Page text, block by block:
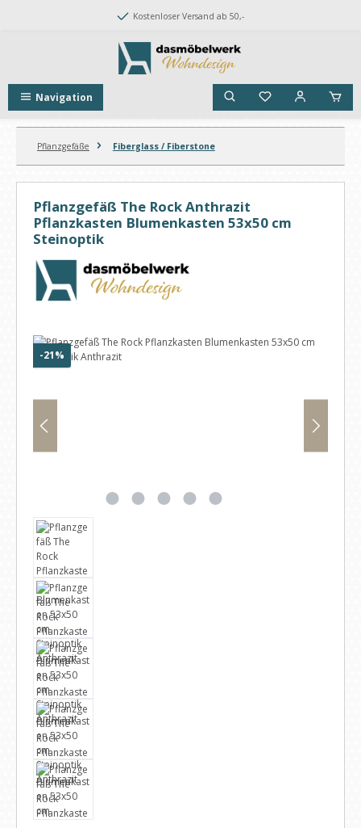
Zum Hauptinhalt springenKostenloser Versand ab 50,-
Navigation
Pflanzgefäße Fiberglass / Fiberstone
Pflanzgefäß The Rock Anthrazit
Pflanzkasten Blumenkasten 53x50 cm
Steinoptik
Bildergalerie überspringen
-21% Rabatt